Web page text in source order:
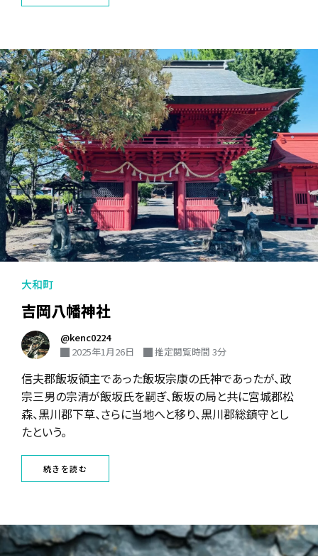
大和町
吉岡八幡神社
@kenc0224
2025年1月26日
推定閲覧時間 3分
信夫郡飯坂領主であった飯坂宗康の氏神であったが、政
宗三男の宗清が飯坂氏を嗣ぎ、飯坂の局と共に宮城郡松
森、黒川郡下草、さらに当地へと移り、黒川郡総鎮守とし
たという。
続きを読む